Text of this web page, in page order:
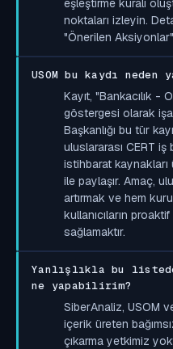
noktaları izleyin.
"Önerilen
USOM bu kaydı neden
Kayıt, "Bankacılık -
göstergesi olarak
Başkanlığı bu tür
uluslararası CERT
istihbarat
ile paylaşır. Amaç,
artırmak ve hem
kullanıcıların
sağlamaktır.
Yanlışlıkla bu listede
ne yapabilirim?
SiberAnaliz, USOM
içerik üreten
çıkarma yetkimiz